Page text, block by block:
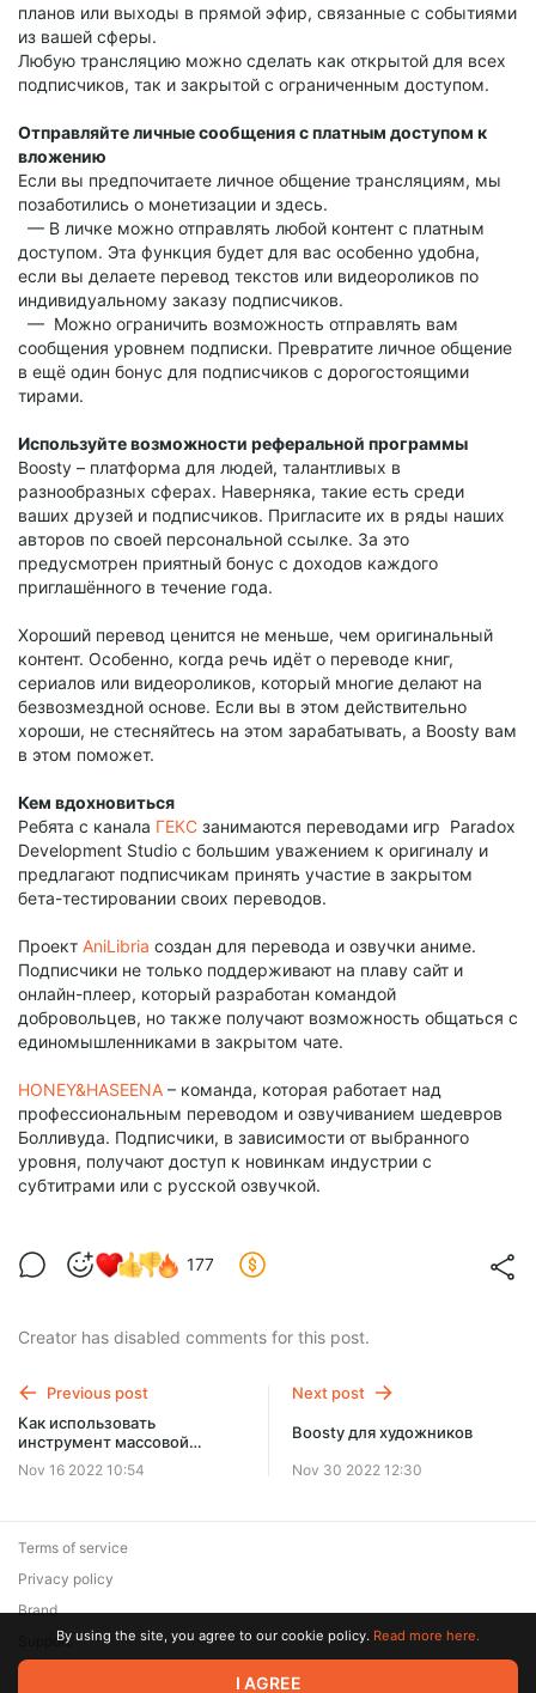
планов или выходы в прямой эфир, связанные с событиями
из вашей сферы.
Любую трансляцию можно сделать как открытой для всех
подписчиков, так и закрытой с ограниченным доступом.
Отправляйте личные сообщения с платным доступом к
вложению
Если вы предпочитаете личное общение трансляциям, мы
позаботились о монетизации и здесь.
— В личке можно отправлять любой контент с платным
доступом. Эта функция будет для вас особенно удобна,
если вы делаете перевод текстов или видеороликов по
индивидуальному заказу подписчиков.
— Можно ограничить возможность отправлять вам
сообщения уровнем подписки. Превратите личное общение
в ещё один бонус для подписчиков с дорогостоящими
тирами.
Используйте возможности реферальной программы
Boosty – платформа для людей, талантливых в
разнообразных сферах. Наверняка, такие есть среди
ваших друзей и подписчиков. Пригласите их в ряды наших
авторов по своей персональной ссылке. За это
предусмотрен приятный бонус с доходов каждого
приглашённого в течение года.
Хороший перевод ценится не меньше, чем оригинальный
контент. Особенно, когда речь идёт о переводе книг,
сериалов или видеороликов, который многие делают на
безвозмездной основе. Если вы в этом действительно
хороши, не стесняйтесь на этом зарабатывать, а Boosty вам
в этом поможет.
Кем вдохновиться
Ребята с канала ГЕКС занимаются переводами игр Paradox
Development Studio с большим уважением к оригиналу и
предлагают подписчикам принять участие в закрытом
бета-тестировании своих переводов.
Проект AniLibria создан для перевода и озвучки аниме.
Подписчики не только поддерживают на плаву сайт и
онлайн-плеер, который разработан командой
добровольцев, но также получают возможность общаться с
единомышленниками в закрытом чате.
HONEY&HASEENA – команда, которая работает над
профессиональным переводом и озвучиванием шедевров
Болливуда. Подписчики, в зависимости от выбранного
уровня, получают доступ к новинкам индустрии с
субтитрами или с русской озвучкой.
177
Creator has disabled comments for this post.
Previous post
Как использовать
инструмент массовой
рассылки
Nov 16 2022 10:54
Next post
Boosty для художников
Nov 30 2022 12:30
© 2026 Zaya Solutions Limited. All rights reserved. All trademarks
Terms of service
Privacy policy
Brand
SupportBy using the site, you agree to our cookie policy. Read more here.
I AGREE